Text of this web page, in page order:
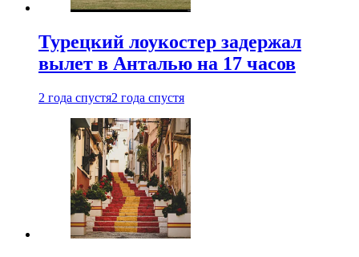
Турецкий лоукостер задержал
вылет в Анталью на 17 часов
2 года спустя2 года спустя